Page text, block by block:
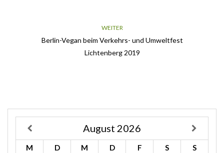
WEITER
Berlin-Vegan beim Verkehrs- und Umweltfest
Lichtenberg 2019
August 2026
M D M D F S
S